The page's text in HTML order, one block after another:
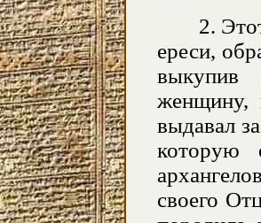
2.
ереси,
выкупив
женщину,
выдавал
которую
своего